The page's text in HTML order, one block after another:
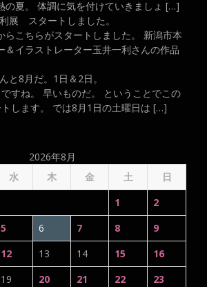
の夏。 体調に気を付けていきましょ […]
展 スタートしました。
らこちらがスタートしました。 新潟市本
＆イラストレーター玉井一利さんの作品
と8月だ。1日＆2日。
すね。 早いものだ。 ということでこの
します。 では8月1日の土曜日は […]
2026年8月
水 木 金 土 日
1
2
5 6 7 8
9
12 13 14 15
16
19 20 21 22
23